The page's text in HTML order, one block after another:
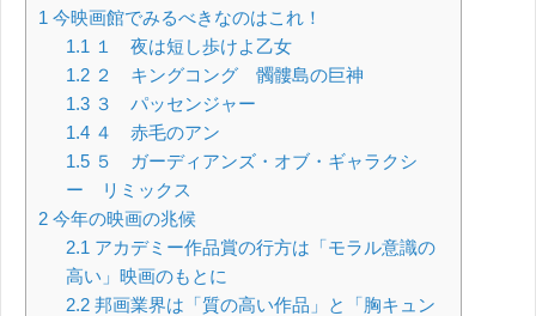
1 今映画館でみるべきなのはこれ！
1.1 １ 夜は短し歩けよ乙女
1.2２ キングコング 髑髏島の巨神
1.3３ パッセンジャー
1.4４ 赤毛のアン
1.5５ ガーディアンズ・オブ・ギャラクシ
ー リミックス
2 今年の映画の兆候
2.1 アカデミー作品賞の行方は「モラル意識の
高い」映画のもとに
2.2邦画業界は「質の高い作品」と「胸キュン